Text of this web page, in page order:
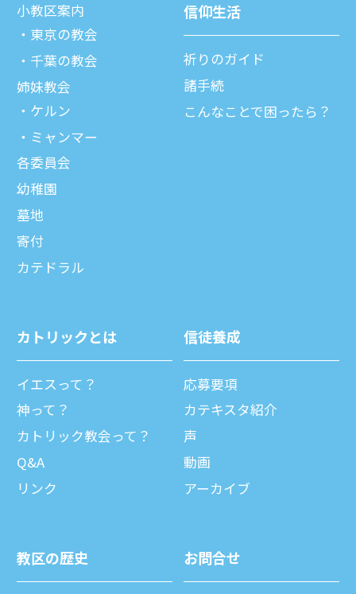
⼩教区案内
東京の教会
千葉の教会
姉妹教会
ケルン
ミャンマー
各委員会
幼稚園
墓地
寄付
カテドラル
信仰⽣活
祈りのガイド
諸⼿続
こんなことで困ったら？
カトリックとは
イエスって？
神って？
カトリック教会って？
Q&A
リンク
信徒養成
応募要項
カテキスタ紹介
声
動画
アーカイブ
教区の歴史 お問合せ